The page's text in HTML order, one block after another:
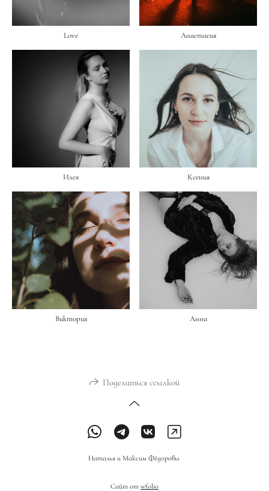
Love Анастасия
Илея Ксения
Виктория Анна
Поделиться ссылкой
Наталья и Максим Фёдоровы
Сайт от wfolio